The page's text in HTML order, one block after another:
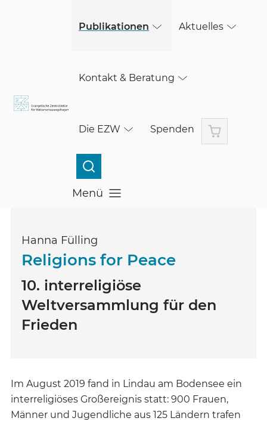
Publikationen Aktuelles
Kontakt & Beratung
Die EZW Spenden Warenkorb
Menü
Menü öffnen
Hanna Fülling
Religions for Peace
10. interreligiöse
Weltversammlung für den
Frieden
Im August 2019 fand in Lindau am Bodensee ein
interreligiöses Großereignis statt: 900 Frauen,
Männer und Jugendliche aus 125 Ländern trafen